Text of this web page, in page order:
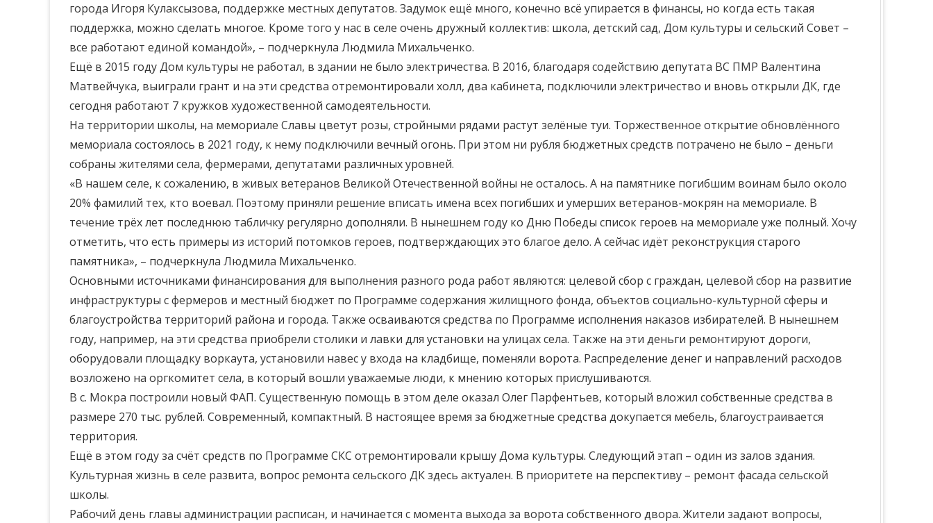
города Игоря Кулаксызова, поддержке местных депутатов. Задумок ещё много, конечно всё упирается в финансы, но когда есть такая
поддержка, можно сделать многое. Кроме того у нас в селе очень дружный коллектив: школа, детский сад, Дом культуры и сельский Совет –
все работают единой командой», – подчеркнула Людмила Михальченко.
Ещё в 2015 году Дом культуры не работал, в здании не было электричества. В 2016, благодаря содействию депутата ВС ПМР Валентина
Матвейчука, выиграли грант и на эти средства отремонтировали холл, два кабинета, подключили электричество и вновь открыли ДК, где
сегодня работают 7 кружков художественной самодеятельности.
На территории школы, на мемориале Славы цветут розы, стройными рядами растут зелёные туи. Торжественное открытие обновлённого
мемориала состоялось в 2021 году, к нему подключили вечный огонь. При этом ни рубля бюджетных средств потрачено не было – деньги
собраны жителями села, фермерами, депутатами различных уровней.
«В нашем селе, к сожалению, в живых ветеранов Великой Отечественной войны не осталось. А на памятнике погибшим воинам было около
20% фамилий тех, кто воевал. Поэтому приняли решение вписать имена всех погибших и умерших ветеранов-мокрян на мемориале. В
течение трёх лет последнюю табличку регулярно дополняли. В нынешнем году ко Дню Победы список героев на мемориале уже полный. Хочу
отметить, что есть примеры из историй потомков героев, подтверждающих это благое дело. А сейчас идёт реконструкция старого
памятника», – подчеркнула Людмила Михальченко.
Основными источниками финансирования для выполнения разного рода работ являются: целевой сбор с граждан, целевой сбор на развитие
инфраструктуры с фермеров и местный бюджет по Программе содержания жилищного фонда, объектов социально-культурной сферы и
благоустройства территорий района и города. Также осваиваются средства по Программе исполнения наказов избирателей. В нынешнем
году, например, на эти средства приобрели столики и лавки для установки на улицах села. Также на эти деньги ремонтируют дороги,
оборудовали площадку воркаута, установили навес у входа на кладбище, поменяли ворота. Распределение денег и направлений расходов
возложено на оргкомитет села, в который вошли уважаемые люди, к мнению которых прислушиваются.
В с. Мокра построили новый ФАП. Существенную помощь в этом деле оказал Олег Парфентьев, который вложил собственные средства в
размере 270 тыс. рублей. Современный, компактный. В настоящее время за бюджетные средства докупается мебель, благоустраивается
территория.
Ещё в этом году за счёт средств по Программе СКС отремонтировали крышу Дома культуры. Следующий этап – один из залов здания.
Культурная жизнь в селе развита, вопрос ремонта сельского ДК здесь актуален. В приоритете на перспективу – ремонт фасада сельской
школы.
Рабочий день главы администрации расписан, и начинается с момента выхода за ворота собственного двора. Жители задают вопросы,